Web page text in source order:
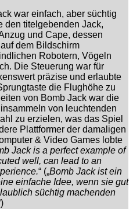
war einfach, aber süchtig
den titelgebenden Jack,
und Cape, dessen
dem Bildschirm
Robotern, Vögeln
Die Steuerung war für
präzise und erlaubte
die Flughöhe zu
von Bomb Jack war die
von leuchtenden
zu erzielen, was das Spiel
Plattformer der damaligen
& Video Games lobte
Jack is a perfect example of
well, can lead to an
“ („Bomb Jack ist ein
einfache Idee, wenn sie gut
süchtig machenden